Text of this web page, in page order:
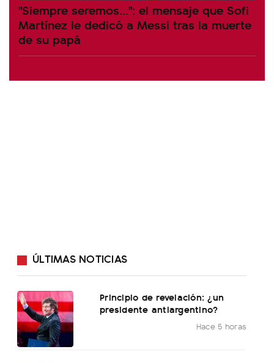
"Siempre seremos...": el mensaje que Sofi
Martínez le dedicó a Messi tras la muerte
de su papá
ÚLTIMAS NOTICIAS
Principio de revelación: ¿un
presidente antiargentino?
Hace 5 horas